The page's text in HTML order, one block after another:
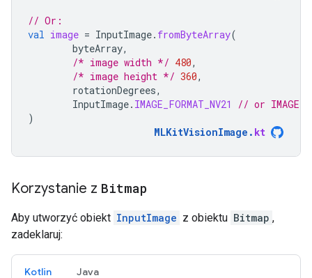
// Or:
val image = InputImage. fromByteArray(
byteArray,
/* image width */ 480,
/* image height */ 360,
rotationDegrees,
InputImage. IMAGE_FORMAT_NV21
// or
)
MLKitVisionImage . kt
Korzystanie z Bitmap
Aby utworzyć obiekt InputImage z obiektu Bitmap ,
zadeklaruj:
Kotlin Java